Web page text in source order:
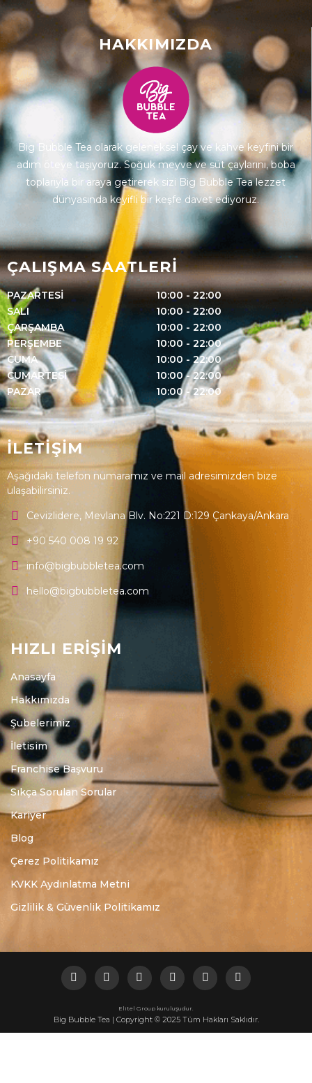
HAKKIMIZDA
Big Bubble Tea olarak geleneksel çay ve kahve keyfini bir
adım öteye taşıyoruz. Soğuk meyve ve süt çaylarını, boba
toplarıyla bir araya getirerek sizi Big Bubble Tea lezzet
dünyasında keyifli bir keşfe davet ediyoruz.
ÇALIŞMA SAATLERİ
PAZARTESİ
SALI
ÇARŞAMBA
PERŞEMBE
CUMA
CUMARTESİ
PAZAR
10:00 - 22:00
10:00 - 22:00
10:00 - 22:00
10:00 - 22:00
10:00 - 22:00
10:00 - 22:00
10:00 - 22:00
İLETİŞİM
Aşağıdaki telefon numaramız ve mail adresimizden bize
ulaşabilirsiniz.
Cevizlidere, Mevlana Blv. No:221 D:129 Çankaya/Ankara
+90 540 008 19 92
info@bigbubbletea.com
hello@bigbubbletea.com
HIZLI ERİŞİM
Anasayfa
Hakkımızda
Şubelerimiz
İletisim
Franchise Başvuru
Sıkça Sorulan Sorular
Kariyer
Blog
Çerez Politikamız
KVKK Aydınlatma Metni
Gizlilik & Güvenlik Politikamız
Big Bubble Tea | Copyright © 2025 Tüm Hakları Saklıdır.
Elitel Group kuruluşudur.